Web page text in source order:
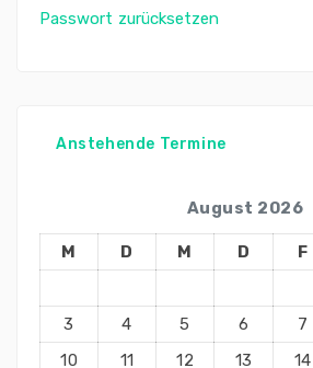
Passwort zurücksetzen
Anstehende Termine
August 2026
M D M D F
3
4 5 6 7
10
11 12 13 14